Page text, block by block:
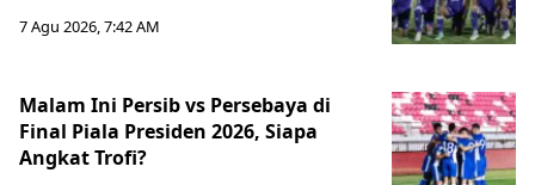
7 Agu 2026, 7:42 AM
Malam Ini Persib vs Persebaya di
Final Piala Presiden 2026, Siapa
Angkat Trofi?